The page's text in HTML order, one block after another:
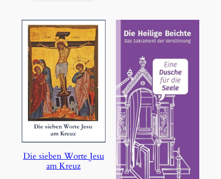
Die sieben Worte Jesu
am Kreuz